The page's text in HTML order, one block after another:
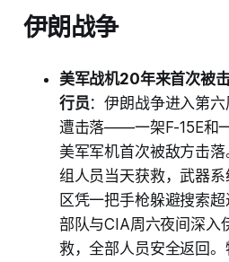
伊朗战争
美军战机20年来首次被
行员：伊朗战争进入第
遭击落——一架F-15E和
美军军机首次被敌方击
组人员当天获救，武器
区凭一把手枪躲避搜索
部队与CIA周六夜间深入
救，全部人员安全返回